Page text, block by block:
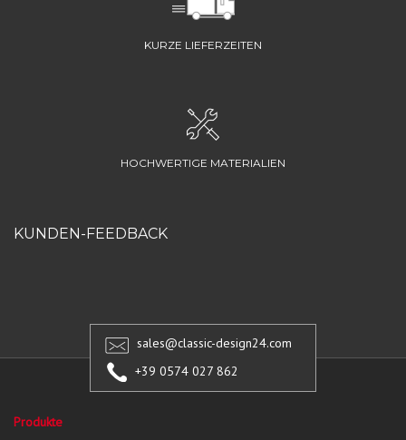
KURZE LIEFERZEITEN
HOCHWERTIGE MATERIALIEN
KUNDEN-FEEDBACK
sales@classic-design24.com
+39 0574 027 862
Produkte